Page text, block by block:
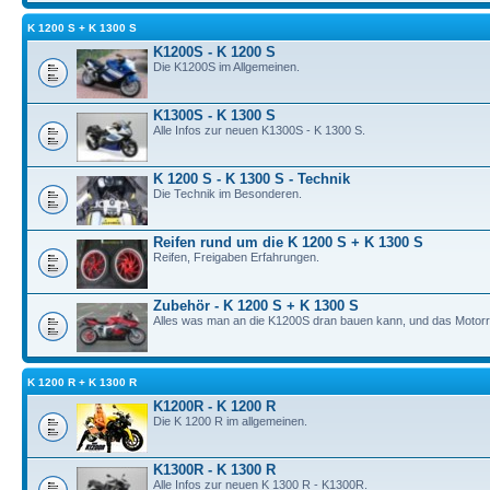
K 1200 S + K 1300 S
K1200S - K 1200 S
Die K1200S im Allgemeinen.
K1300S - K 1300 S
Alle Infos zur neuen K1300S - K 1300 S.
K 1200 S - K 1300 S - Technik
Die Technik im Besonderen.
Reifen rund um die K 1200 S + K 1300 S
Reifen, Freigaben Erfahrungen.
Zubehör - K 1200 S + K 1300 S
Alles was man an die K1200S dran bauen kann, und das
K 1200 R + K 1300 R
K1200R - K 1200 R
Die K 1200 R im allgemeinen.
K1300R - K 1300 R
Alle Infos zur neuen K 1300 R - K1300R.